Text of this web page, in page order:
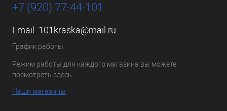
+7 (920) 77-44-101
Email: 101kraska@mail.ru
График работы
Режим работы для каждого магазина вы можете
посмотреть здесь:
Наши магазины